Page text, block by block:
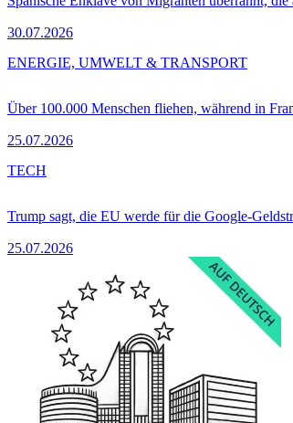
30.07.2026
Über 100.000 Menschen fliehen, während in
25.07.2026
ENERGIE, UMWELT & TRANSPORT
Trump sagt, die EU werde für die Google-
25.07.2026
TECH